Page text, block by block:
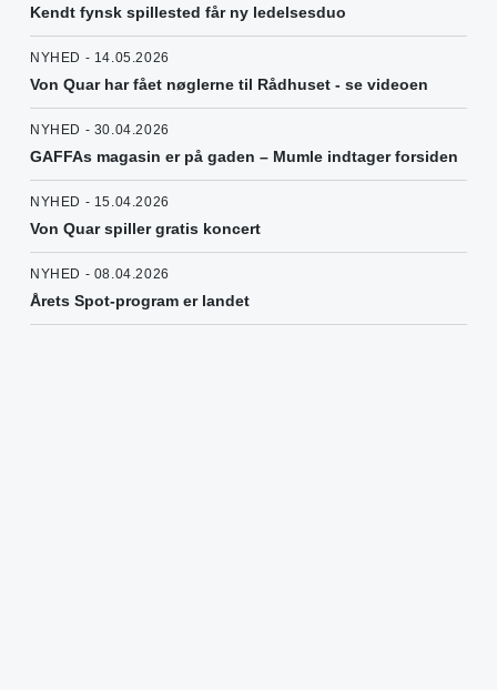
Kendt fynsk spillested får ny ledelsesduo
NYHED - 14.05.2026
Von Quar har fået nøglerne til Rådhuset - se videoen
NYHED - 30.04.2026
GAFFAs magasin er på gaden – Mumle indtager forsiden
NYHED - 15.04.2026
Von Quar spiller gratis koncert
NYHED - 08.04.2026
Årets Spot-program er landet